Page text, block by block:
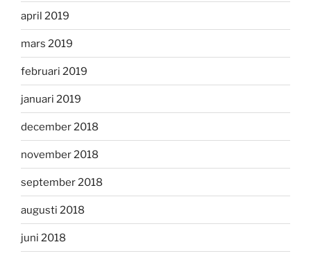
april 2019
mars 2019
februari 2019
januari 2019
december 2018
november 2018
september 2018
augusti 2018
juni 2018